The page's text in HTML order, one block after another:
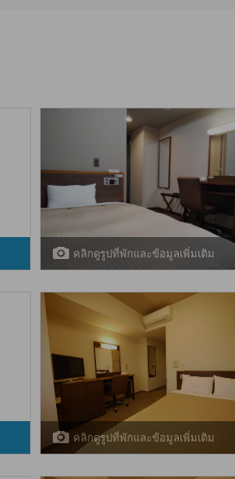
คลิกดูรูปที่พักและข้อมูลเพิ่มเติม
คลิกดูรูปที่พักและข้อมูลเพิ่มเติม